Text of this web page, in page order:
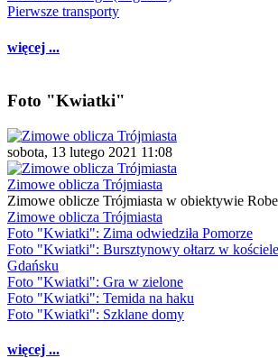
Pierwsze transporty
więcej ...
Foto "Kwiatki"
sobota, 13 lutego 2021 11:08
Zimowe oblicza Trójmiasta
Zimowe oblicze Trójmiasta w obiektywie
Zimowe oblicza Trójmiasta
Foto "Kwiatki": Zima odwiedziła Pomorze
Foto "Kwiatki": Bursztynowy ołtarz w
Gdańsku
Foto "Kwiatki": Gra w zielone
Foto "Kwiatki": Temida na haku
Foto "Kwiatki": Szklane domy
więcej ...